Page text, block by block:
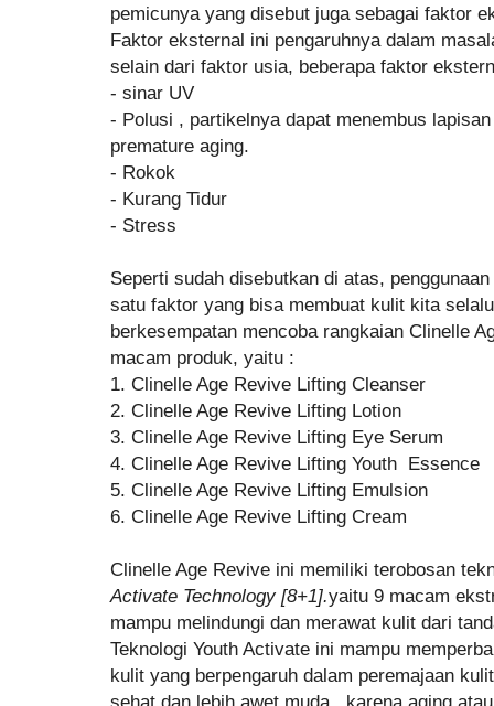
pemicunya yang disebut juga sebagai faktor
Faktor eksternal ini pengaruhnya dalam
selain dari faktor usia, beberapa faktor
- sinar UV
- Polusi , partikelnya dapat menembus
premature aging.
- Rokok
- Kurang Tidur
- Stress
Seperti sudah disebutkan di atas,
satu faktor yang bisa membuat kulit kita
berkesempatan mencoba rangkaian Clinelle
macam produk, yaitu :
1. Clinelle Age Revive Lifting Cleanser
2. Clinelle Age Revive Lifting Lotion
3. Clinelle Age Revive Lifting Eye Serum
4. Clinelle Age Revive Lifting Youth Essence
5. Clinelle Age Revive Lifting Emulsion
6. Clinelle Age Revive Lifting Cream
Clinelle Age Revive ini memiliki terobosan
Activate Technology [8+1].yaitu 9 macam
mampu melindungi dan merawat kulit dari
Teknologi Youth Activate ini mampu
kulit yang berpengaruh dalam peremajaan
sehat dan lebih awet muda , karena aging